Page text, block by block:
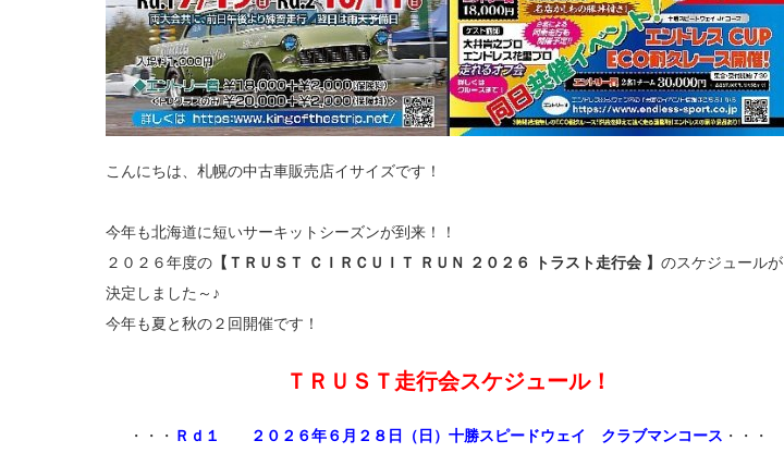
こんにちは、札幌の中古車販売店イサイズです！
今年も北海道に短いサーキットシーズンが到来！！
２０２６年度の 【ＴＲＵＳＴ ＣＩＲＣＵＩＴ ＲＵＮ ２０２６ トラスト走行会 】 のスケジュールが
決定しました～♪
今年も夏と秋の２回開催です！
ＴＲＵＳＴ走行会スケジュール！
・・・ Ｒｄ１ ２０２６年６月２８日（日）十勝スピードウェイ クラブマンコース ・・・